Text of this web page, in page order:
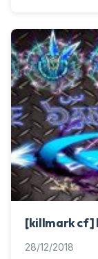
[killmark cf]
28/12/2018